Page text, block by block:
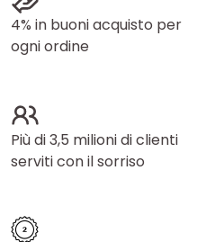
4% in buoni acquisto per
ogni ordine
Più di 3,5 milioni di clienti
serviti con il sorriso